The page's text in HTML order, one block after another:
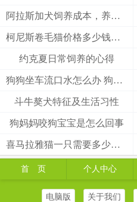
阿拉斯加犬饲养成本，养阿拉斯加犬一个月要多少钱？
柯尼斯卷毛猫价格多少钱？柯尼斯卷毛猫的介绍
约克夏日常饲养的心得
狗狗坐车流口水怎么办 狗狗晕车会流口水
斗牛獒犬特征及生活习性
狗妈妈咬狗宝宝是怎么回事
喜马拉雅猫一只需要多少钱？
首 页 个人中心
电脑版 关于我们